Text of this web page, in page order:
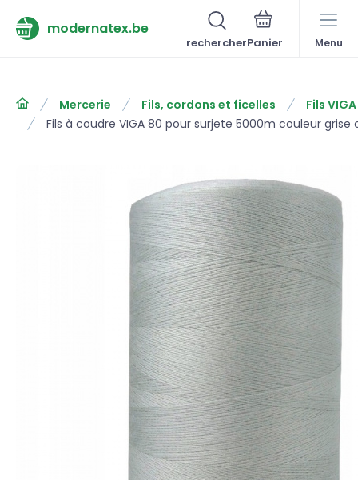
modernatex.be
rechercher Menu
Mercerie Fils, cordons et ficelles
Fils
Fils à coudre VIGA 80 pour surjete 5000m couleur grise